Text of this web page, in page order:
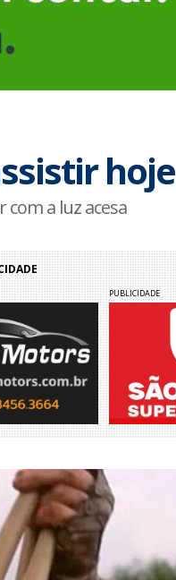
hoje
a luz acesa
PUBLICIDADE